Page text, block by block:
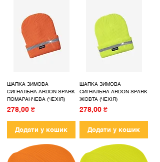
ШАПКА ЗИМОВА
СИГНАЛЬНА ARDON SPARK
ПОМАРАНЧЕВА (ЧЕХІЯ)
Ціна
278,00 ₴
Додати у кошик
ШАПКА ЗИМОВА
СИГНАЛЬНА ARDON SPARK
ЖОВТА (ЧЕХІЯ)
Ціна
278,00 ₴
Додати у кошик